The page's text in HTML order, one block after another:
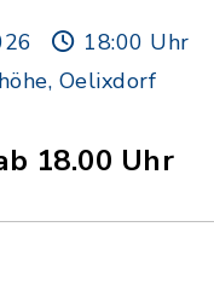
18:00 Uhr
Oelixdorf
18.00 Uhr